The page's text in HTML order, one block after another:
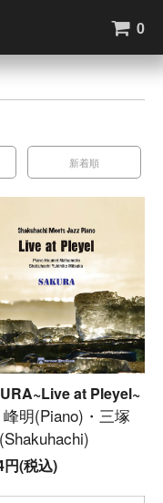
0
新着順
at Pleyel~
明(Piano)・三塚
円(税込)